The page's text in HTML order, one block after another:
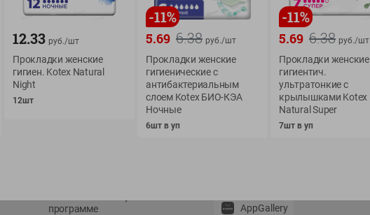
О сервисе
Возврат товара
программе
Мой Green
История покупок
Приложение Green c
доставкой и бонусной картой
AppGallery
12.33 руб./шт
Прокладки женские
гигиен. Kotex Natural
Night
12шт
-11%
6.38
5.69 руб./шт
Прокладки женские
гигиенические с
антибактериальным
слоем Kotex БИО-КЭА
Ночные
6шт в уп
-11%
6.38
5.69 руб./шт
Прокладки женские
гигиентич.
ультратонкие с
крылышками Kotex
Natural Super
7шт в уп